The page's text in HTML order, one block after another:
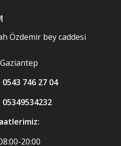
Özdemir bey caddesi
0543 746 27 04
20:00